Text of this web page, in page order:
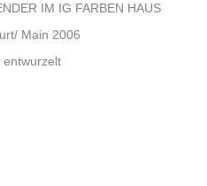
IM IG FARBEN HAUS
Main 2006
entwurzelt